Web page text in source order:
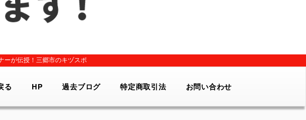
ーが伝授！三郷市のキヅスポ
る HP 過去ブログ 特定商取引法 お問い合わせ